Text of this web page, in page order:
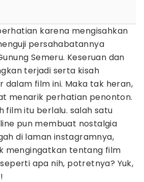
karena mengisahkan
persahabatannya
Semeru. Keseruan dan
terjadi serta kisah
dalam film ini. Maka tak heran,
menarik perhatian penonton.
film itu berlalu. salah satu
pun membuat nostalgia
di laman instagramnya,
mengingatkan tentang film
apa nih, potretnya? Yuk,